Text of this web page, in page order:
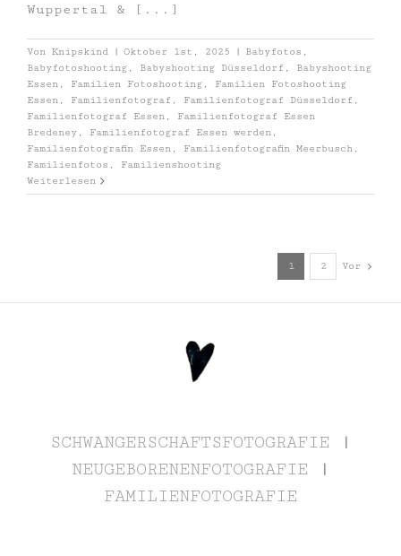
Wuppertal & [...]
Von Knipskind | Oktober 1st, 2025 | Babyfotos ,
Babyfotoshooting , Babyshooting Düsseldorf , Babyshooting
Essen , Familien Fotoshooting , Familien Fotoshooting
Essen , Familienfotograf , Familienfotograf Düsseldorf ,
Familienfotograf Essen , Familienfotograf Essen
Bredeney , Familienfotograf Essen werden ,
Familienfotografin Essen , Familienfotografin Meerbusch ,
Familienfotos , Familienshooting
Weiterlesen
1 2 Vor
SCHWANGERSCHAFTSFOTOGRAFIE |
NEUGEBORENENFOTOGRAFIE |
FAMILIENFOTOGRAFIE